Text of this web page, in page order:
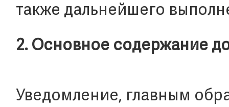
также дальнейшего
2. Основное содержание
Уведомление, главным